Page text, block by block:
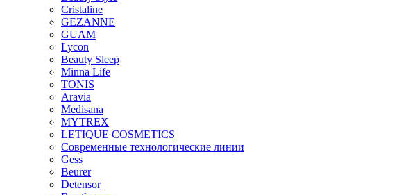
Cristaline
GEZANNE
GUAM
Lycon
Beauty Sleep
Minna Life
TONIS
Aravia
Medisana
MYTREX
LETIQUE COSMETICS
Современные технологические линии
Gess
Beurer
Detensor